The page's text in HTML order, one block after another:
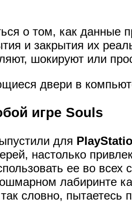
о том, как данные
и закрытия их
шокируют или
двери в
игре Souls
для
настолько
ее во всех
лабиринте
словно, пытаетесь